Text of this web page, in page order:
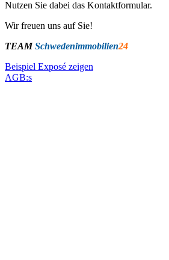
Nutzen Sie dabei das Kontaktformular.
Wir freuen uns auf Sie!
TEAMSchwedenimmobilien24
Beispiel Exposé zeigen
AGB:s